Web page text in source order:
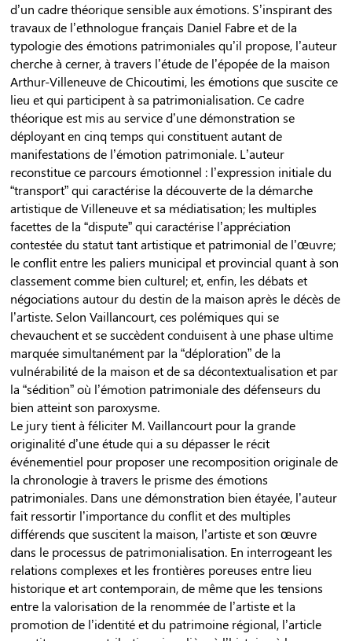
d’un cadre théorique sensible aux émotions. S’inspirant des
travaux de l’ethnologue français Daniel Fabre et de la
typologie des émotions patrimoniales qu’il propose, l’auteur
cherche à cerner, à travers l’étude de l’épopée de la maison
Arthur-Villeneuve de Chicoutimi, les émotions que suscite ce
lieu et qui participent à sa patrimonialisation. Ce cadre
théorique est mis au service d’une démonstration se
déployant en cinq temps qui constituent autant de
manifestations de l’émotion patrimoniale. L’auteur
reconstitue ce parcours émotionnel : l’expression initiale du
“transport” qui caractérise la découverte de la démarche
artistique de Villeneuve et sa médiatisation; les multiples
facettes de la “dispute” qui caractérise l’appréciation
contestée du statut tant artistique et patrimonial de l’œuvre;
le conflit entre les paliers municipal et provincial quant à son
classement comme bien culturel; et, enfin, les débats et
négociations autour du destin de la maison après le décès de
l’artiste. Selon Vaillancourt, ces polémiques qui se
chevauchent et se succèdent conduisent à une phase ultime
marquée simultanément par la “déploration” de la
vulnérabilité de la maison et de sa décontextualisation et par
la “sédition” où l’émotion patrimoniale des défenseurs du
bien atteint son paroxysme.
Le jury tient à féliciter M. Vaillancourt pour la grande
originalité d’une étude qui a su dépasser le récit
événementiel pour proposer une recomposition originale de
la chronologie à travers le prisme des émotions
patrimoniales. Dans une démonstration bien étayée, l’auteur
fait ressortir l’importance du conflit et des multiples
différends que suscitent la maison, l’artiste et son œuvre
dans le processus de patrimonialisation. En interrogeant les
relations complexes et les frontières poreuses entre lieu
historique et art contemporain, de même que les tensions
entre la valorisation de la renommée de l’artiste et la
promotion de l’identité et du patrimoine régional, l’article